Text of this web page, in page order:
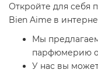
Откройте для себя
Bien Aime в
Мы
парфюмерию
У нас вы